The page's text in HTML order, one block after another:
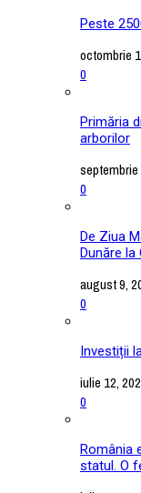
Peste
octombrie
0
Primăria
arborilor
septembrie
0
De Ziua
Dunăre la
august 9,
0
Investiții
iulie 12,
0
România
statul. O